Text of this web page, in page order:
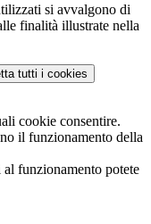
si avvalgono di
finalità illustrate nella
tutti i cookies
cookie consentire.
il funzionamento della
al funzionamento potete